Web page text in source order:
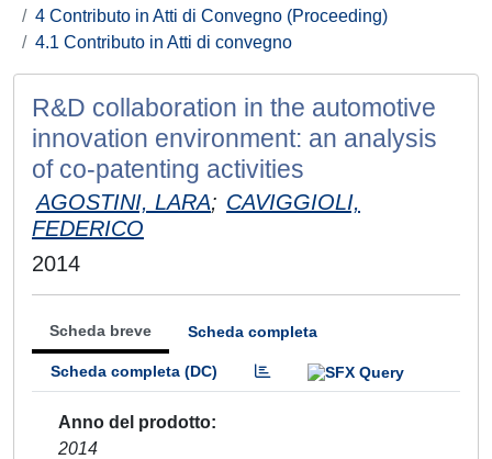
4 Contributo in Atti di Convegno (Proceeding)
4.1 Contributo in Atti di convegno
R&D collaboration in the automotive
innovation environment: an analysis
of co-patenting activities
AGOSTINI, LARA; CAVIGGIOLI,
FEDERICO
2014
Scheda breve Scheda completa
Scheda completa (DC)
Anno del prodotto
2014